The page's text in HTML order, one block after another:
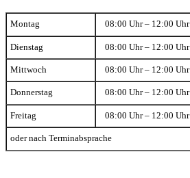
Montag 08:00 Uhr – 12:00 Uhr
Dienstag 08:00 Uhr – 12:00 Uhr
Mittwoch 08:00 Uhr – 12:00 Uhr
Donnerstag 08:00 Uhr – 12:00 Uhr
Freitag 08:00 Uhr – 12:00 Uhr
oder nach Terminabsprache